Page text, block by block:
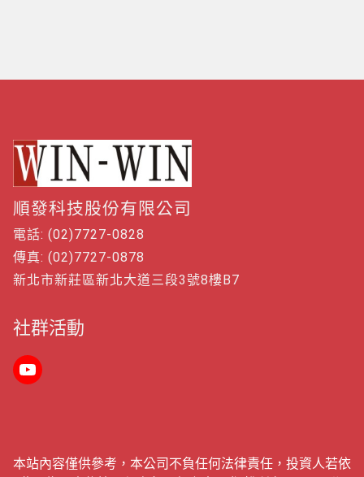
順發科技股份有限公司
電話: (02)7727-0828
傳真: (02)7727-0878
新北市新莊區新北大道三段3號8樓B7
社群活動
本站內容僅供參考，本公司不負任何法律責任，投資人若依